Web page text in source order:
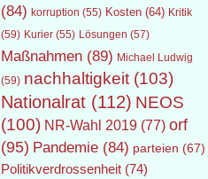
(84) korruption (55) Kosten(64) Kritik
(59) Kurier(55) Lösungen (57)
Maßnahmen(89) Michael Ludwig
(59) nachhaltigkeit(103)
Nationalrat(112) NEOS
(100) NR-Wahl 2019(77) orf
(95) Pandemie(84) parteien (67)
Politikverdrossenheit(74)